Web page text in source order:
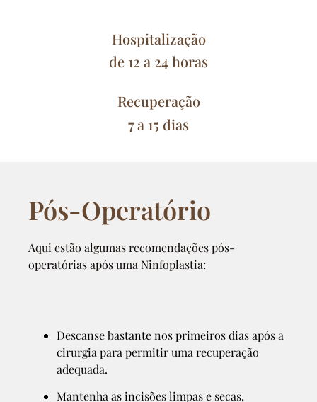
Hospitalização
de 12 a 24 horas
Recuperação
7 a 15 dias
Pós-Operatório
Aqui estão algumas recomendações pós-
operatórias após uma Ninfoplastia:
Descanse bastante nos primeiros dias após a
cirurgia para permitir uma recuperação
adequada.
Mantenha as incisões limpas e secas,